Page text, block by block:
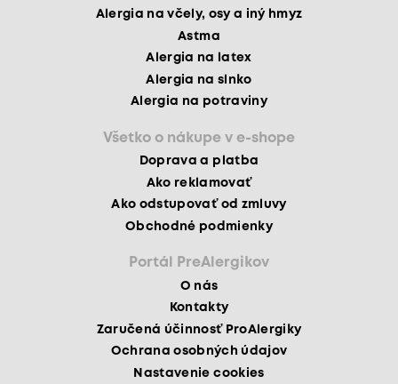
Alergia na včely, osy a iný hmyz
Astma
Alergia na latex
Alergia na slnko
Alergia na potraviny
Všetko o nákupe v e-shope
Doprava a platba
Ako reklamovať
Ako odstupovať od zmluvy
Obchodné podmienky
Portál PreAlergikov
O nás
Kontakty
Zaručená účinnosť ProAlergiky
Ochrana osobných údajov
Nastavenie cookies